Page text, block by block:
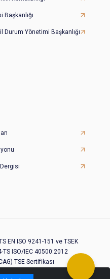
Başkanlığı
Durum Yönetimi Başkanlığı